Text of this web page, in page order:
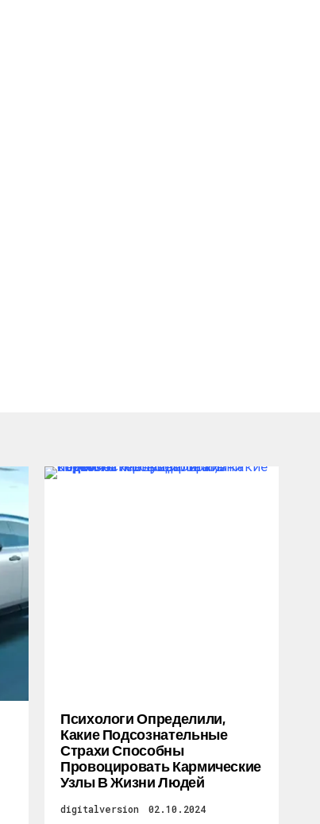
Психологи Определили,
Какие Подсознательные
Страхи Способны
Провоцировать Кармические
Узлы В Жизни Людей
digitalversion 02.10.2024